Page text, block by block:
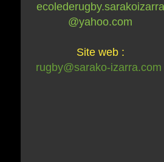
ecolederugby.sarakoizarra
@yahoo.com
Site web :
rugby@sarako-izarra.com